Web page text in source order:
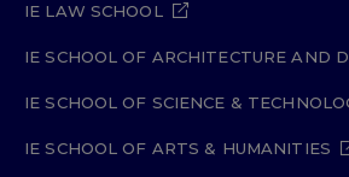
IE LAW SCHOOL
IE SCHOOL OF ARCHITECTURE AND
IE SCHOOL OF SCIENCE &
IE SCHOOL OF ARTS & HUMANITIES